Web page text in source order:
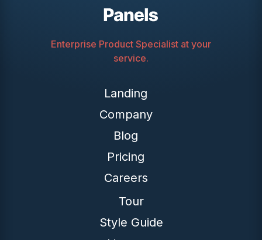
Enterprise Product Specialist at your
service.
Landing
Company
Blog
Pricing
Careers
Tour
Style Guide